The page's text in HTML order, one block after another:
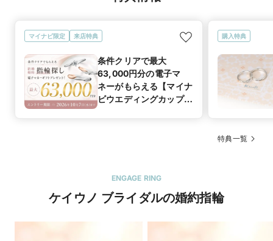
マイナビ限定 来店特典
条件クリアで最大
63,000円分の電子マ
ネーがもらえる【マイナ
ビウエディングカップル
購入特典
特典一覧
ENGAGE RING
ケイウノ ブライダルの婚約指輪